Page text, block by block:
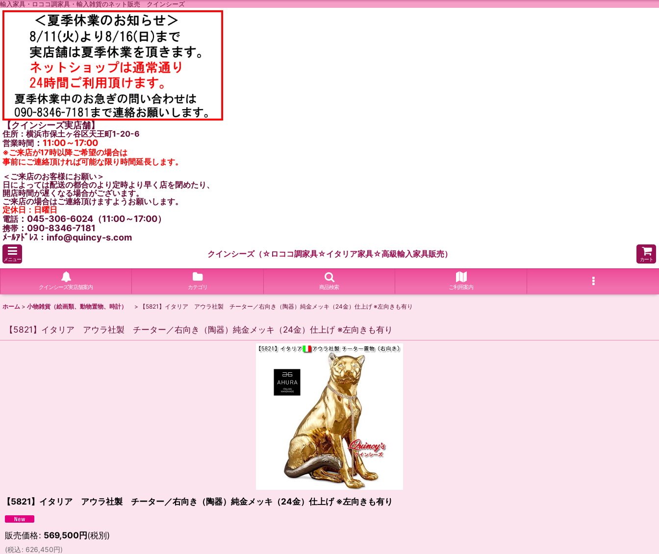
輸入家具・ロココ調家具・輸入雑貨のネット販売 クインシーズ
【クインシーズ実店舗】
住所：横浜市保土ヶ谷区天王町1-20-6
営業時間 ： 11:00～17:00
※ご来店が17時以降ご希望の場合は
事前にご連絡頂ければ可能な限り時間延長します。
＜ご来店のお客様にお願い＞
日によっては配送の都合のより定時より早く店を閉めたり、
開店時間が遅くなる場合がございます。
ご来店の場合はご連絡頂けますようお願いします。
定休日：日曜日
電話：045-306-6024（11:00～17:00）
携帯 ：090-8346-7181
ﾒｰﾙｱﾄﾞﾚｽ：info@quincy-s.com
メニュー
クインシーズ（☆ロココ調家具☆イタリア家具☆高級輸入家具販売）
カート
クインシーズ実店舗案内 カテゴリ 商品検索 ご利用案内
ホーム > 小物雑貨（絵画類、動物置物、時計） > 【5821】イタリア アウラ社製 チーター／右向き（陶器）純金メッキ（24金）仕上げ ※左向きも有り
【5821】イタリア アウラ社製 チーター／右向き（陶器）純金メッキ（24金）仕上げ ※左向きも有り
【5821】イタリア アウラ社製 チーター／右向き（陶器）純金メッキ（24金）仕上げ ※左向きも有り
販売価格: 569,500円(税別)
(税込: 626,450円)